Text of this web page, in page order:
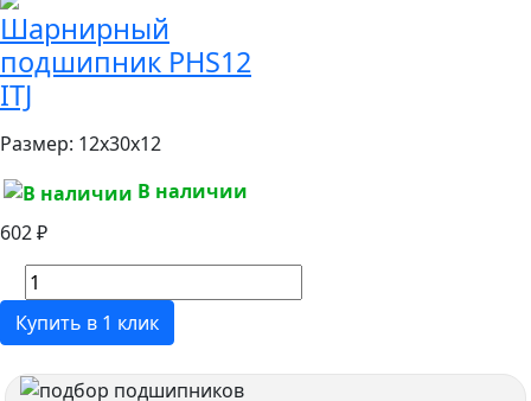
Шарнирный
подшипник PHS12
ITJ
Размер: 12x30x12
В наличии
602 ₽
Купить в 1 клик